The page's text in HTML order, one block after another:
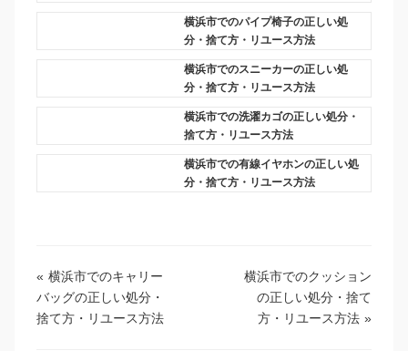
横浜市でのパイプ椅子の正しい処
分・捨て方・リユース方法
横浜市でのスニーカーの正しい処
分・捨て方・リユース方法
横浜市での洗濯カゴの正しい処分・
捨て方・リユース方法
横浜市での有線イヤホンの正しい処
分・捨て方・リユース方法
« 横浜市でのキャリー
バッグの正しい処分・
捨て方・リユース方法
横浜市でのクッション
の正しい処分・捨て
方・リユース方法 »